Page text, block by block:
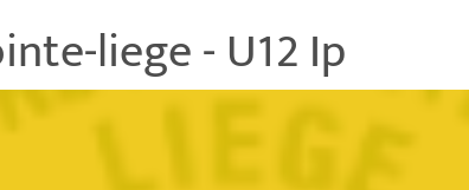
liege - U12 Ip